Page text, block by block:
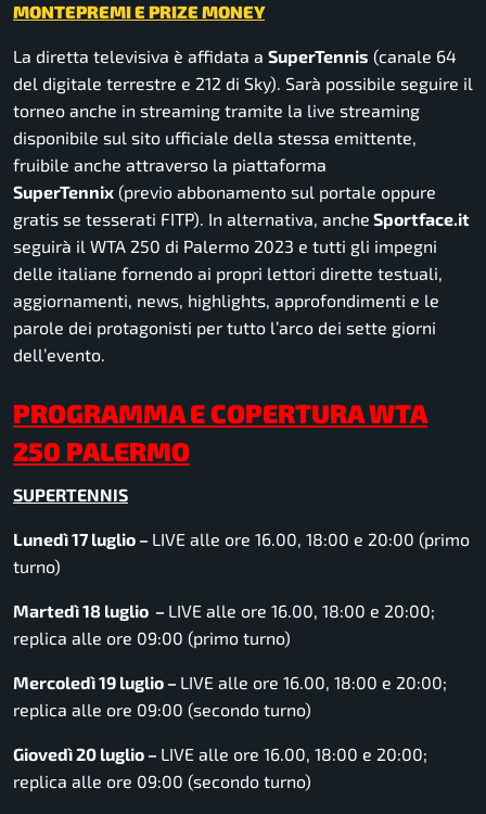
MONTEPREMI E PRIZE MONEY
La diretta televisiva è affidata a SuperTennis (canale 64
del digitale terrestre e 212 di Sky). Sarà possibile seguire il
torneo anche in streaming tramite la live streaming
disponibile sul sito ufficiale della stessa emittente,
fruibile anche attraverso la piattaforma
SuperTennix (previo abbonamento sul portale oppure
gratis se tesserati FITP). In alternativa, anche Sportface.it
seguirà il WTA 250 di Palermo 2023 e tutti gli impegni
delle italiane fornendo ai propri lettori dirette testuali,
aggiornamenti, news, highlights, approfondimenti e le
parole dei protagonisti per tutto l’arco dei sette giorni
dell’evento.
PROGRAMMA E COPERTURA WTA
250 PALERMO
SUPERTENNIS
Lunedì 17 luglio – LIVE alle ore 16.00, 18:00 e 20:00 (primo
turno)
Martedì 18 luglio – LIVE alle ore 16.00, 18:00 e 20:00;
replica alle ore 09:00 (primo turno)
Mercoledì 19 luglio – LIVE alle ore 16.00, 18:00 e 20:00;
replica alle ore 09:00 (secondo turno)
Giovedì 20 luglio – LIVE alle ore 16.00, 18:00 e 20:00;
replica alle ore 09:00 (secondo turno)